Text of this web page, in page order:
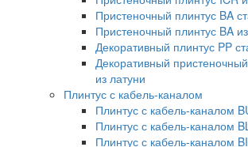
Пристеночный плинтус BA
Пристеночный плинтус BA
Декоративный плинтус PP
Декоративный
из латуни
Плинтус с кабель-каналом
Плинтус с кабель-каналом
Плинтус с кабель-каналом
Плинтус с кабель-каналом BI